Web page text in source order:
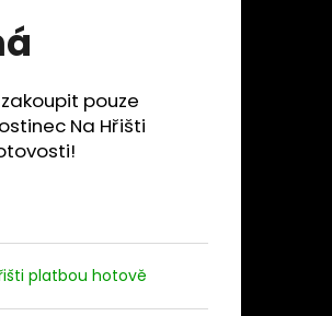
pouze
Na Hřišti
platbou hotově